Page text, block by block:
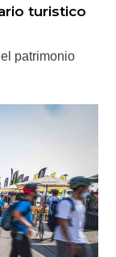
turistico
patrimonio